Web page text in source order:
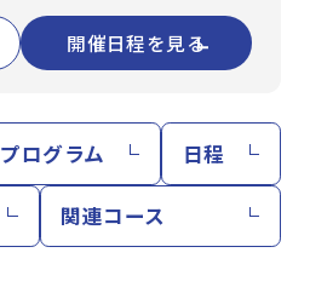
開催日程を見る
プログラム 日程
関連コース